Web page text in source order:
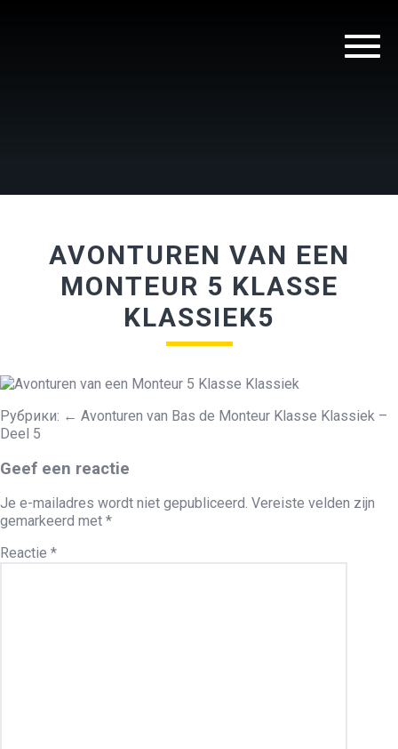
AVONTUREN VAN EEN
MONTEUR 5 KLASSE
KLASSIEK5
Рубрики: ← Avonturen van Bas de Monteur Klasse Klassiek –
Deel 5
Geef een reactie
Je e-mailadres wordt niet gepubliceerd. Vereiste velden zijn
gemarkeerd met *
Reactie *